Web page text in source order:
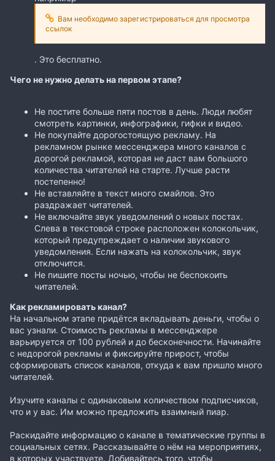
Вам необходимо зарегистрироваться для просмотра
ссылок
. Это бесплатно.
Чего не нужно делать на первом этапе?
Не постите больше пяти постов в день. Люди любят
смотреть картинки, инфографики, гифки и видео.
Не покупайте дорогостоящую рекламу. На
рекламном рынке мессенджера много каналов с
дорогой рекламой, которая не даст вам большого
количества читателей на старте. Лучше расти
постепенно!
Не вставляйте в текст много смайлов. Это
раздражает читателей.
Не включайте звук уведомлений о новых постах.
Слева в текстовой строке расположен колокольчик,
который предупреждает о наличии звукового
уведомления. Если нажать на колокольчик, звук
отключится.
Не пишите посты ночью, чтобы не беспокоить
читателей.
Как рекламировать канал?
На начальном этапе придётся вкладывать деньги, чтобы о
вас узнали. Стоимость рекламы в мессенджере
варьируется от 100 рублей и до бесконечности. Начинайте
с недорогой рекламы и фиксируйте прирост, чтобы
сформировать список каналов, откуда к вам пришло много
читателей.
Изучите каналы с одинаковым количеством подписчиков,
что и у вас. Им можно предложить взаимный пиар.
Раскидайте информацию о канале в тематические группы в
социальных сетях. Рассказывайте о нём на мероприятиях,
в которых участвуете. Добивайтесь того, чтобы